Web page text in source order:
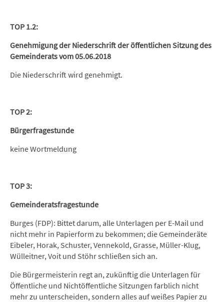
TOP 1.2:
Genehmigung der Niederschrift der öffentlichen Sitzung des
Gemeinderats vom 05.06.2018
Die Niederschrift wird genehmigt.
TOP 2:
Bürgerfragestunde
keine Wortmeldung
TOP 3:
Gemeinderatsfragestunde
Burges (FDP): Bittet darum, alle Unterlagen per E-Mail und
nicht mehr in Papierform zu bekommen; die Gemeinderäte
Eibeler, Horak, Schuster, Vennekold, Grasse, Müller-Klug,
Wülleitner, Voit und Stöhr schließen sich an.
Die Bürgermeisterin regt an, zukünftig die Unterlagen für
Öffentliche und Nichtöffentliche Sitzungen farblich nicht
mehr zu unterscheiden, sondern alles auf weißes Papier zu